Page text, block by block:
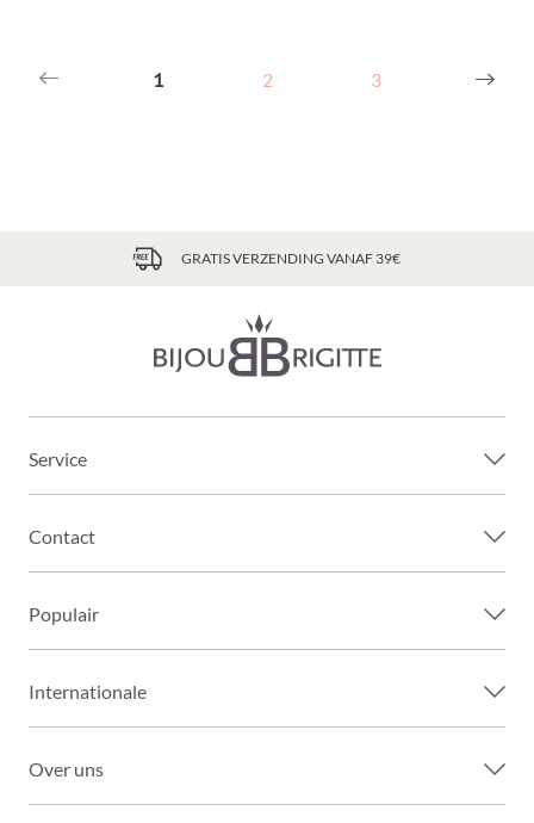
1 2 3
GRATIS VERZENDING VANAF 39€
Service
Contact
Populair
Internationale
Over uns